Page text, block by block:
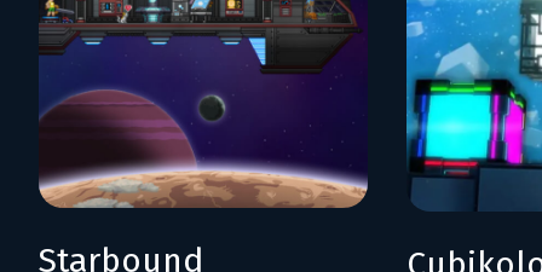
Starbound